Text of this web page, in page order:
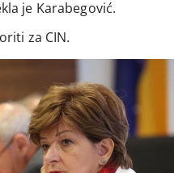
je Karabegović.
za CIN.